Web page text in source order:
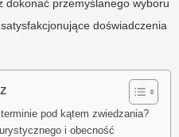
dokonać przemyślanego wyboru
doświadczenia
pod kątem zwiedzania?
i obecność